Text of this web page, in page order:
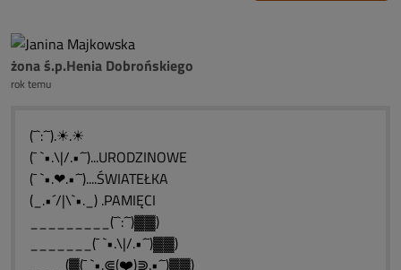
żona ś.p.Henia Dobrońskiego
rok temu
(¯`:´¯).☀.☀
(¯ `•.\|/.•´¯)...URODZINOWE
(¯ `•.❤.•´¯)....ŚWIATEŁKA
(_.•´/|\`•._) .PAMIĘCI
_________(¯`:´¯)▓▓)
_______(¯ `•.\|/.•´¯)▓▓)
____(▓(¯ `•.⋐(❤️)⋑.•´¯)▓▓)